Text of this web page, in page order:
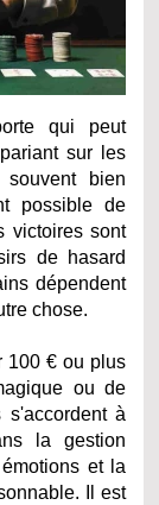
qui peut
sur les
bien
possible de
victoires sont
de hasard
dépendent
chose.
100 € ou plus
ou de
à
la gestion
et la
Il est